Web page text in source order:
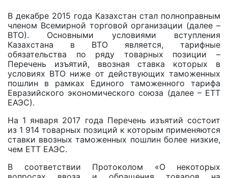
В декабре 2015 года Казахстан стал полноправным
членом Всемирной торговой организации (далее –
ВТО). Основными условиями вступления
Казахстана в ВТО является, тарифные
обязательства по ряду товарных позиции –
Перечень изъятий, ввозная ставка которых в
условиях ВТО ниже от действующих таможенных
пошлин в рамках Единого таможенного тарифа
Евразийского экономического союза (далее – ЕТТ
ЕАЭС).
На 1 января 2017 года Перечень изъятий состоит
из 1 914 товарных позиций к которым применяются
ставки ввозных таможенных пошлин более низкие,
чем ЕТТ ЕАЭС.
В соответствии Протоколом «О некоторых